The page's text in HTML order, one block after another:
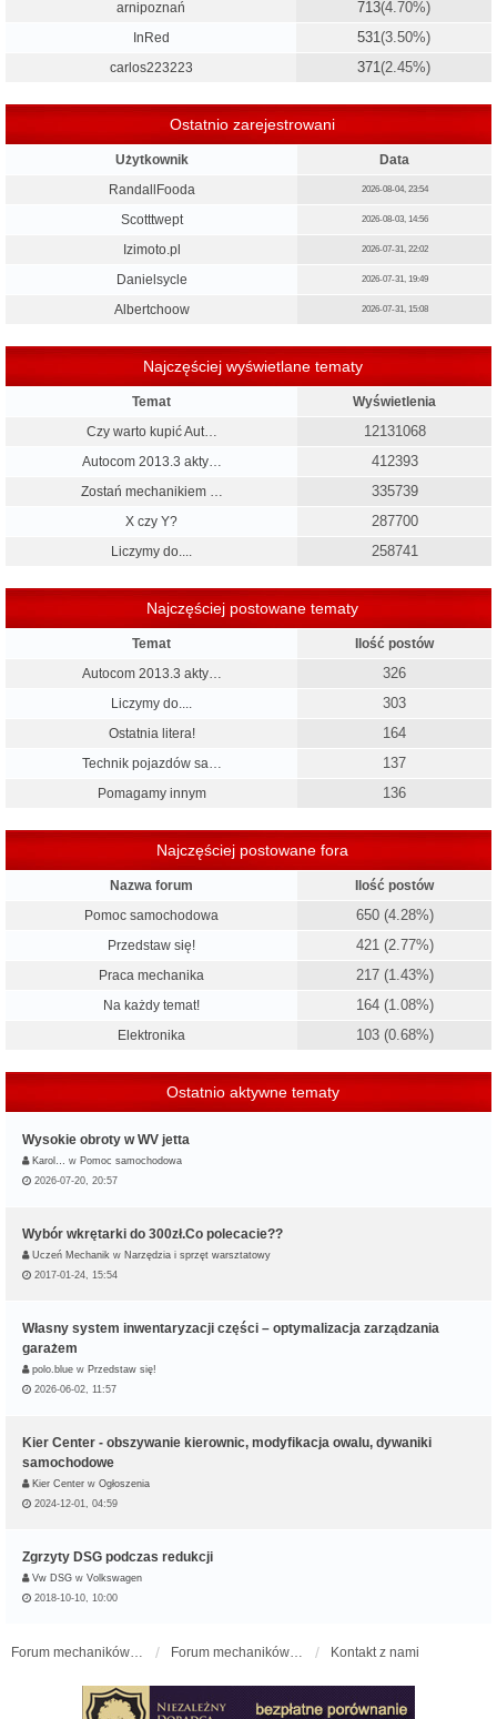
arnipoznań 713(4.70%)
InRed 531 (3.50%)
carlos223223 371 (2.45%)
Ostatnio zarejestrowani
Użytkownik
Data
RandallFooda
2026-08-04, 23:54
Scotttwept 2026-08-03, 14:56
Izimoto.pl 2026-07-31, 22:02
Danielsycle 2026-07-31, 19:49
Albertchoow 2026-07-31, 15:08
Najczęściej wyświetlane tematy
Temat
Wyświetlenia
Czy warto kupić Aut…
12131068
Autocom 2013.3 akty… 412393
Zostań mechanikiem … 335739
X czy Y? 287700
Liczymy do.... 258741
Najczęściej postowane tematy
Temat
Ilość postów
Autocom 2013.3 akty…
326
Liczymy do.... 303
Ostatnia litera! 164
Technik pojazdów sa… 137
Pomagamy innym 136
Najczęściej postowane fora
Nazwa forum
Ilość postów
Pomoc samochodowa
650 (4.28%)
Przedstaw się! 421 (2.77%)
Praca mechanika 217 (1.43%)
Na każdy temat! 164 (1.08%)
Elektronika 103 (0.68%)
Ostatnio aktywne tematy
Wysokie obroty w WV jetta
Karol… w Pomoc samochodowa
2026-07-20, 20:57
Wybór wkrętarki do 300zł.Co polecacie??
Uczeń Mechanik w Narzędzia i sprzęt warsztatowy
2017-01-24, 15:54
Własny system inwentaryzacji części – optymalizacja zarządzania
garażem
polo.blue w Przedstaw się!
2026-06-02, 11:57
Kier Center - obszywanie kierownic, modyfikacja owalu, dywaniki
samochodowe
Kier Center w Ogłoszenia
2024-12-01, 04:59
Zgrzyty DSG podczas redukcji
Vw DSG w Volkswagen
2018-10-10, 10:00
Kontakt z nami